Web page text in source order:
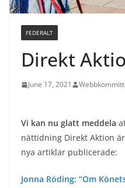
FEDERALT
Direkt
June 17, 2021
Vi kan nu glatt meddela
nättidning Direkt Aktion
nya artiklar publicerade:
Jonna Röding: “Om